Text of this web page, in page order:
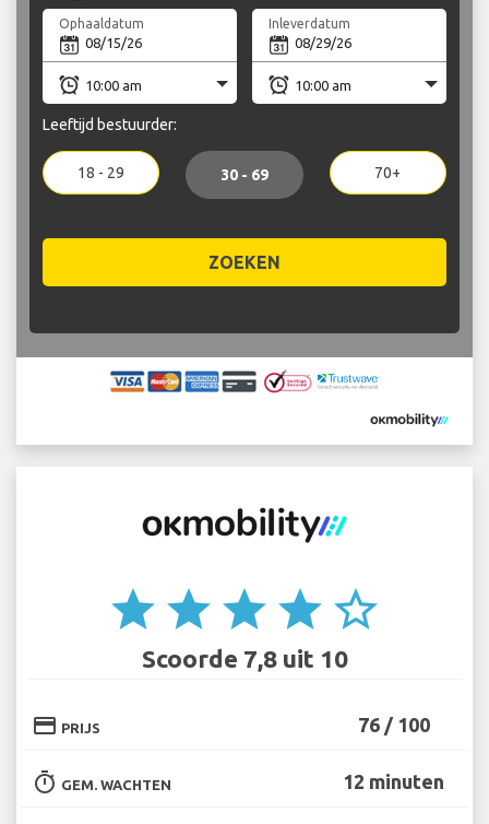
Ophaaldatum Inleverdatum
Leeftijd bestuurder:
18 - 29 30 - 69 70+
ZOEKEN
star star star star star_border
Scoorde 7,8 uit 10
credit_card PRIJS 76 / 100
timer GEM. WACHTEN 12 minuten